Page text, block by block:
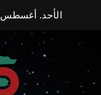
content
الأحد. أغسطس 9th, 2026